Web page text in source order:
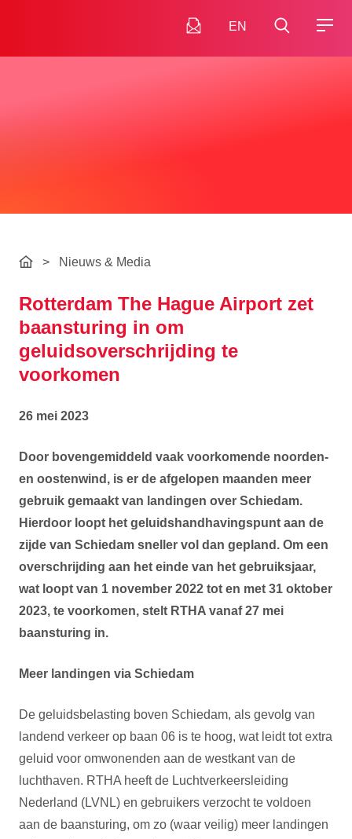
EN
> Nieuws & Media
Rotterdam The Hague Airport zet
baansturing in om
geluidsoverschrijding te
voorkomen
26 mei 2023
Door bovengemiddeld vaak voorkomende noorden-
en oostenwind, is er de afgelopen maanden meer
gebruik gemaakt van landingen over Schiedam.
Hierdoor loopt het geluidshandhavingspunt aan de
zijde van Schiedam sneller vol dan gepland. Om een
overschrijding aan het einde van het gebruiksjaar,
wat loopt van 1 november 2022 tot en met 31 oktober
2023, te voorkomen, stelt RTHA vanaf 27 mei
baansturing in.
Meer landingen via Schiedam
De geluidsbelasting boven Schiedam, als gevolg van
landend verkeer op baan 06 is te hoog, wat leidt tot extra
geluid voor omwonenden aan de westkant van de
luchthaven. RTHA heeft de Luchtverkeersleiding
Nederland (LVNL) en gebruikers verzocht te voldoen
aan de baansturing, om zo (waar veilig) meer landingen